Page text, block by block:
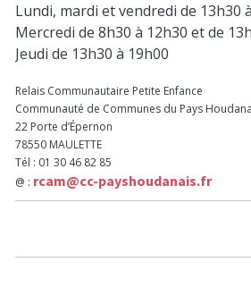
Lundi, mardi et vendredi de 13h30
Mercredi de 8h30 à 12h30 et de
Jeudi de 13h30 à 19h00
Relais Communautaire Petite Enfance
Communauté de Communes du Pays
22 Porte d’Épernon
78550 MAULETTE
Tél : 01 30 46 82 85
@ : rcam@cc-payshoudanais.fr